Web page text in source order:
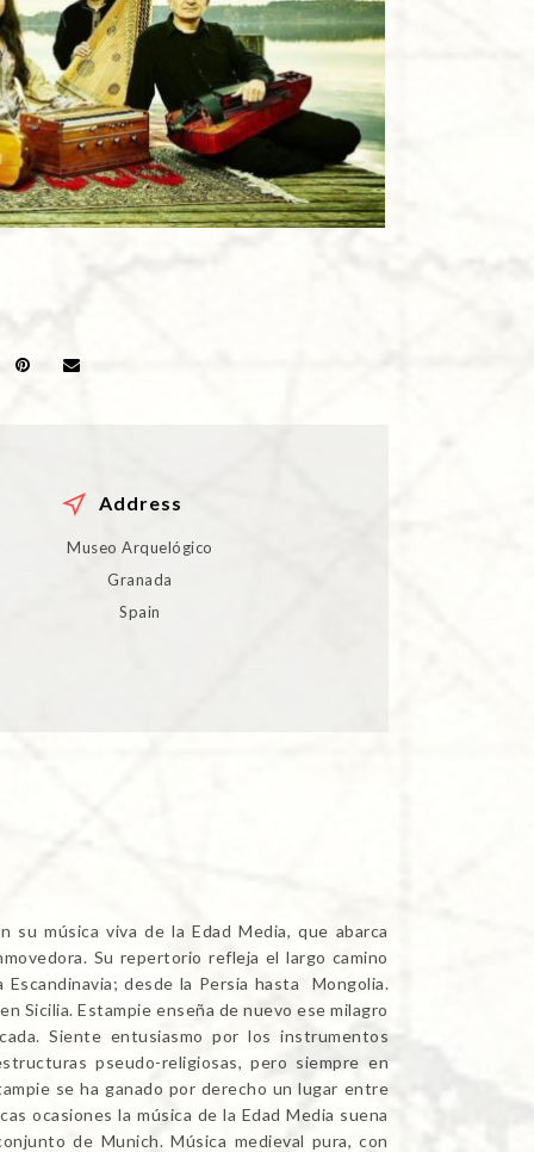
Address
Museo Arquelógico
Granada
Spain
su música viva de la Edad Media, que abarca
Su repertorio refleja el largo camino
desde la Persia hasta Mongolia.
Sicilia. Estampie enseña de nuevo ese milagro
Siente entusiasmo por los instrumentos
pseudo-religiosas, pero siempre en
se ha ganado por derecho un lugar entre
ocasiones la música de la Edad Media suena
de Munich. Música medieval pura, con